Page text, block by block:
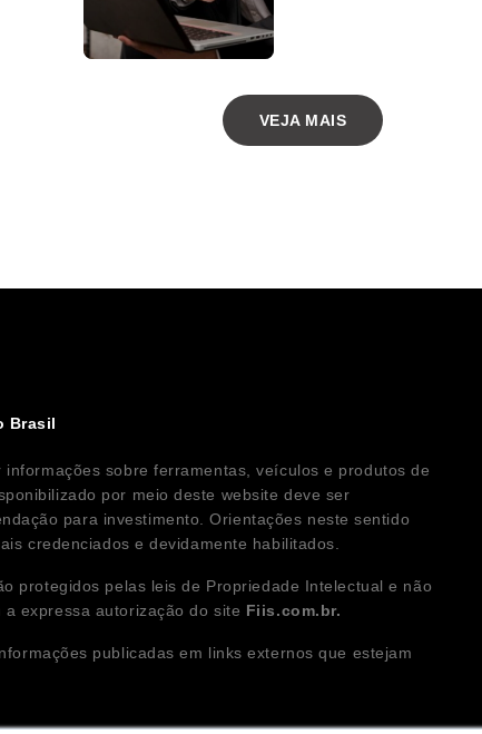
VEJA MAIS
Brasil
sobre ferramentas, veículos e produtos de
por meio deste website deve ser
para investimento. Orientações neste sentido
credenciados e devidamente habilitados.
protegidos pelas leis de Propriedade Intelectual e não
expressa autorização do site Fiis.com.br.
publicadas em links externos que estejam